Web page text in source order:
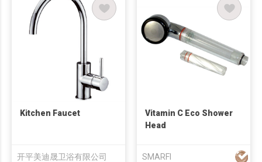
Kitchen Faucet
开平美迪晟卫浴有限公司
Vitamin C Eco Shower
Head
SMARFI